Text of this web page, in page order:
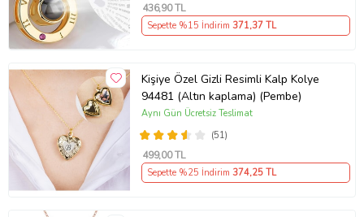
436,90 TL
Sepette %15 İndirim 371,37 TL
Kişiye Özel Gizli Resimli Kalp Kolye
94481 (Altın kaplama) (Pembe)
(51)
Aynı Gün Ücretsiz Teslimat
499,00 TL
Sepette %25 İndirim 374,25 TL